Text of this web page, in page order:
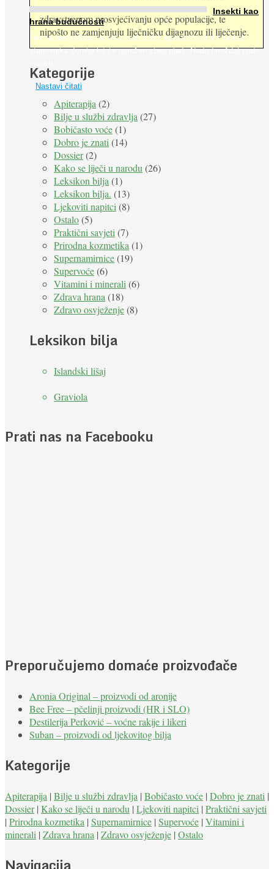
Insekti kao
hrana budućnosti
Prema predviđanjima FAO-a do 2050. godine život 9 milijardi
stanovnika Zemlje bit će ugrožen zbog gladi. Nadu (možda) nude
Nastavi čitati
zdravstvenom prosvjećivanju opće populacije, te
nipošto ne zamjenjuju liječničku dijagnozu ili liječenje.
Kategorije
Apiterapija (2)
Bilje u službi zdravlja (27)
Bobičasto voće(1)
Dobro je znati (14)
Dossier(2)
Kako se liječi u narodu (26)
Leksikon bilja (1)
Leksikon bilja. (13)
Ljekoviti napitci (8)
Ostalo(5)
Praktični savjeti (7)
Prirodna kozmetika (1)
Supernamirnice(19)
Supervoće(6)
Vitamini i minerali (6)
Zdrava hrana (18)
Zdravo osvježenje(8)
Leksikon bilja
Islandski lišaj
Graviola
Prati nas na Facebooku
Preporučujemo domaće proizvođače
Aronia Original – proizvodi od aronije
Bee Free – pčelinji proizvodi (HR i SLO)
Destilerija Perković – voćne rakije i likeri
Suban – proizvodi od ljekovitog bilja
Kategorije
Apiterapija | Bilje u službi zdravlja | Bobičasto voće | Dobro je znati |
Dossier| Kako se liječi u narodu | Ljekoviti napitci | Praktični savjeti
| Prirodna kozmetika | Supernamirnice | Supervoće | Vitamini i
minerali | Zdrava hrana | Zdravo osvježenje | Ostalo